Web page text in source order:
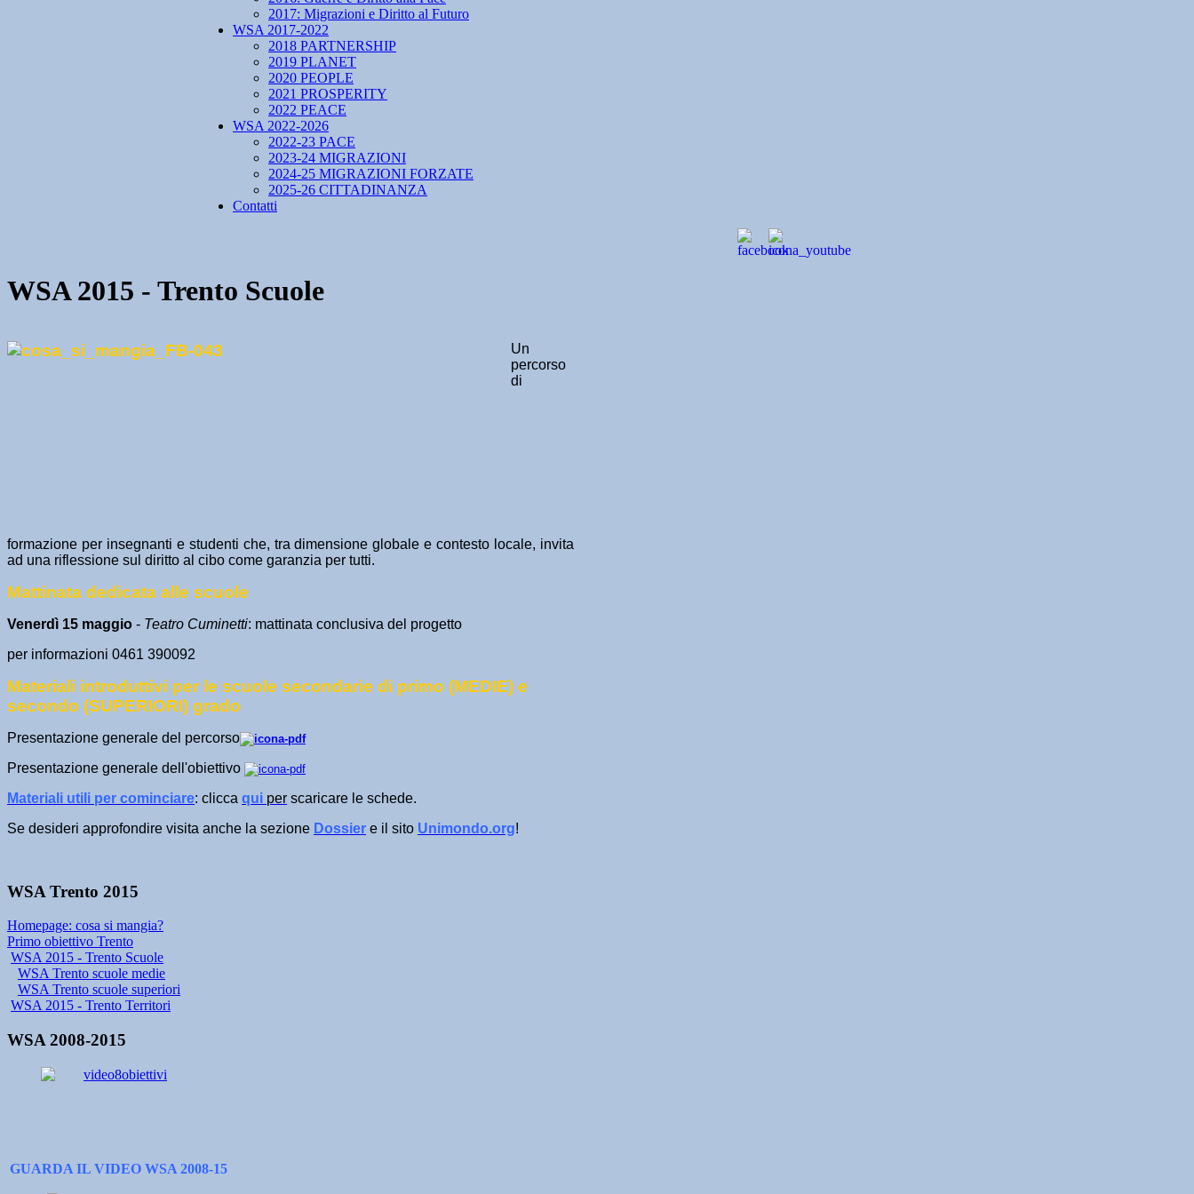
2017: Migrazioni e Diritto al Futuro
WSA 2017-2022
2018 PARTNERSHIP
2019 PLANET
2020 PEOPLE
2021 PROSPERITY
2022 PEACE
WSA 2022-2026
2022-23 PACE
2023-24 MIGRAZIONI
2024-25 MIGRAZIONI FORZATE
2025-26 CITTADINANZA
Contatti
WSA 2015 - Trento Scuole
Un
percorso
di
formazione per insegnanti e studenti che, tra dimensione globale e contesto locale, invita
ad una riflessione sul diritto al cibo come garanzia per tutti.
Mattinata dedicata alle scuole
Venerdì 15 maggio - Teatro Cuminetti: mattinata conclusiva del progetto
per informazioni 0461 390092
Materiali introduttivi per le scuole secondarie di primo (MEDIE) e
secondo (SUPERIORI) grado
Presentazione generale del percorso
Presentazione generale dell'obiettivo
​Materiali utili per cominciare: clicca qui per scaricare le schede.
Se desideri approfondire visita anche la sezione Dossier e il sito Unimondo.org!
WSA Trento 2015
Homepage: cosa si mangia?
Primo obiettivo Trento
WSA 2015 - Trento Scuole
WSA Trento scuole medie
WSA Trento scuole superiori
WSA 2015 - Trento Territori
WSA 2008-2015
GUARDA IL VIDEO WSA 2008-15